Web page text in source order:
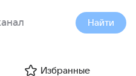
Найти
Избранные